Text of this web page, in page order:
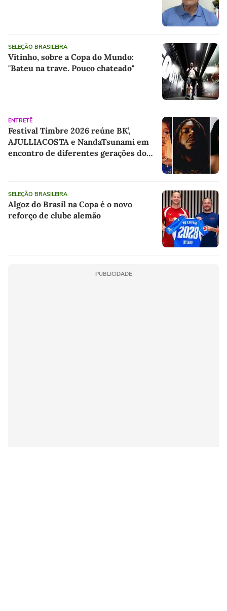
SELEÇÃO BRASILEIRA
Vitinho, sobre a Copa do Mundo:
"Bateu na trave. Pouco chateado"
ENTRETÊ
Festival Timbre 2026 reúne BK’,
AJULLIACOSTA e NandaTsunami em
encontro de diferentes gerações do
SELEÇÃO BRASILEIRA
Algoz do Brasil na Copa é o novo
reforço de clube alemão
PUBLICIDADE